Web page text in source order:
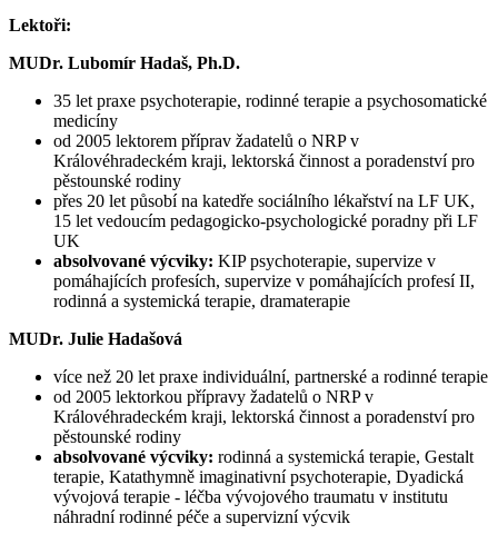
Lektoři:
MUDr. Lubomír Hadaš, Ph.D.
35 let praxe psychoterapie, rodinné terapie a psychosomatické
medicíny
od 2005 lektorem příprav žadatelů o NRP v
Královéhradeckém kraji, lektorská činnost a poradenství pro
pěstounské rodiny
přes 20 let působí na katedře sociálního lékařství na LF UK,
15 let vedoucím pedagogicko-psychologické poradny při LF
UK
absolvované výcviky: KIP psychoterapie, supervize v
pomáhajících profesích, supervize v pomáhajících profesí II,
rodinná a systemická terapie, dramaterapie
MUDr. Julie Hadašová
více než 20 let praxe individuální, partnerské a rodinné terapie
od 2005 lektorkou přípravy žadatelů o NRP v
Královéhradeckém kraji, lektorská činnost a poradenství pro
pěstounské rodiny
absolvované výcviky: rodinná a systemická terapie, Gestalt
terapie, Katathymně imaginativní psychoterapie, Dyadická
vývojová terapie - léčba vývojového traumatu v institutu
náhradní rodinné péče a supervizní výcvik